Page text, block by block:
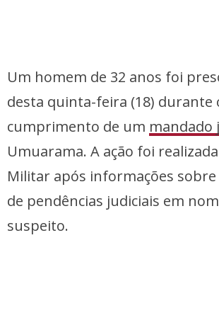
Um homem de 32 anos foi
desta quinta-feira (18) durante
cumprimento de um mandado
Umuarama. A ação foi
Militar após informações sobre
de pendências judiciais em
suspeito.